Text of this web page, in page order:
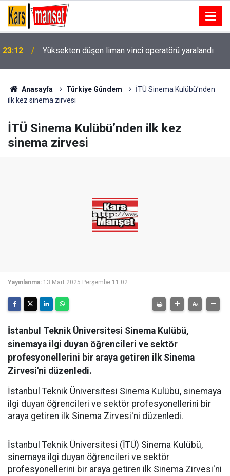
23:05
çıkaran şahıs suçüstü yakalandı
Anasayfa Türkiye Gündem
İTÜ Sinema Kulübü’nden
ilk kez sinema zirvesi
İTÜ Sinema Kulübü’nden ilk kez
sinema zirvesi
Yayınlanma: 13 Mart 2025 Perşembe 11:02
İstanbul Teknik Üniversitesi Sinema Kulübü,
sinemaya ilgi duyan öğrencileri ve sektör
profesyonellerini bir araya getiren ilk Sinema
Zirvesi'ni düzenledi.
İstanbul Teknik Üniversitesi Sinema Kulübü, sinemaya
ilgi duyan öğrencileri ve sektör profesyonellerini bir
araya getiren ilk Sinema Zirvesi'ni düzenledi.
İstanbul Teknik Üniversitesi (İTÜ) Sinema Kulübü,
sinemaya ilgi duyan öğrencileri ve sektör
profesyonellerini bir araya getiren ilk Sinema Zirvesi'ni